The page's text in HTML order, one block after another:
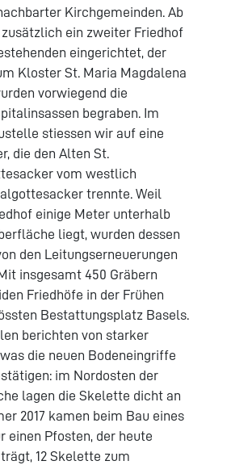
Kirchgemeinden. Ab
zusätzlich ein zweiter Friedhof
eingerichtet, der
Kloster St. Maria Magdalena
vorwiegend die
begraben. Im
stiessen wir auf eine
die den Alten St.
vom westlich
trennte. Weil
einige Meter unterhalb
liegt, wurden dessen
den Leitungserneuerungen
insgesamt 450 Gräbern
Friedhöfe in der Frühen
Bestattungsplatz Basels.
berichten von starker
die neuen Bodeneingriffe
im Nordosten der
lagen die Skelette dicht an
2017 kamen beim Bau eines
einen Pfosten, der heute
12 Skelette zum